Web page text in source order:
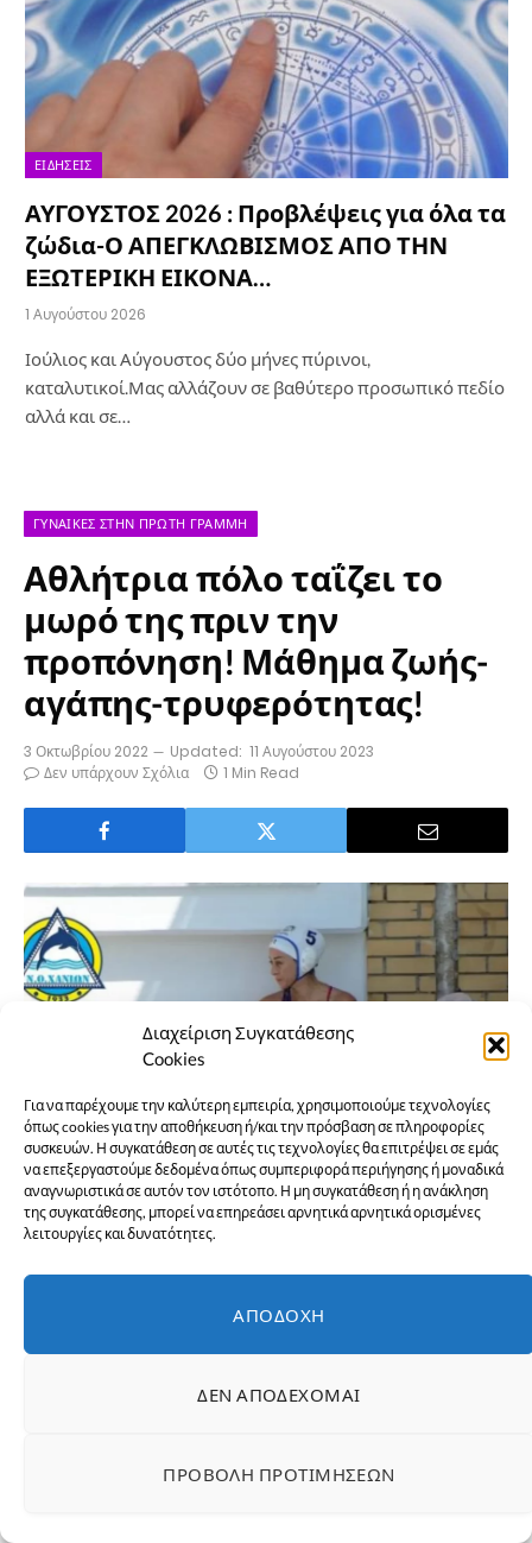
Διαχείριση Συγκατάθεσης
Cookies
Για να παρέχουμε την καλύτερη εμπειρία, χρησιμοποιούμε τεχνολογίες
όπως cookies για την αποθήκευση ή/και την πρόσβαση σε πληροφορίες
συσκευών. Η συγκατάθεση σε αυτές τις τεχνολογίες θα επιτρέψει σε εμάς
να επεξεργαστούμε δεδομένα όπως συμπεριφορά περιήγησης ή μοναδικά
αναγνωριστικά σε αυτόν τον ιστότοπο. Η μη συγκατάθεση ή η ανάκληση
της συγκατάθεσης, μπορεί να επηρεάσει αρνητικά αρνητικά ορισμένες
λειτουργίες και δυνατότητες.
ΑΠΟΔΟΧΉ
ΔΕΝ ΑΠΟΔΈΧΟΜΑΙ
ΠΡΟΒΟΛΉ ΠΡΟΤΙΜΉΣΕΩΝ
ΕΙΔΉΣΕΙΣ
ΑΥΓΟΥΣΤΟΣ 2026 : Προβλέψεις για όλα τα
ζώδια-Ο ΑΠΕΓΚΛΩΒΙΣΜΟΣ ΑΠΟ ΤΗΝ
ΕΞΩΤΕΡΙΚΗ ΕΙΚΟΝΑ…
1 Αυγούστου 2026
Ιούλιος και Αύγουστος δύο μήνες πύρινοι,
καταλυτικοί.Μας αλλάζουν σε βαθύτερο προσωπικό πεδίο
αλλά και σε…
ΓΥΝΑΊΚΕΣ ΣΤΗΝ ΠΡΏΤΗ ΓΡΑΜΜΉ
Αθλήτρια πόλο ταΐζει το
μωρό της πριν την
προπόνηση! Μάθημα ζωής-
αγάπης-τρυφερότητας!
3 Οκτωβρίου 2022 Updated: 11 Αυγούστου 2023
Δεν υπάρχουν Σχόλια
1 Min Read